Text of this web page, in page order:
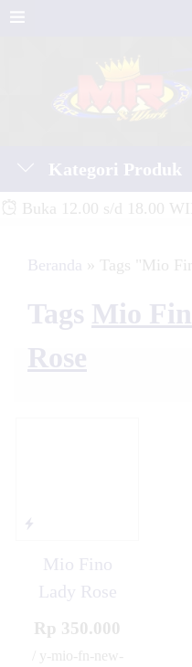
Kategori Produk
Buka 12.00 s/d 18.00
Beranda » Tags "Mio
Tags Mio
Rose
Mio Fino
Lady Rose
Rp 350.000
/ y-mio-fn-new-